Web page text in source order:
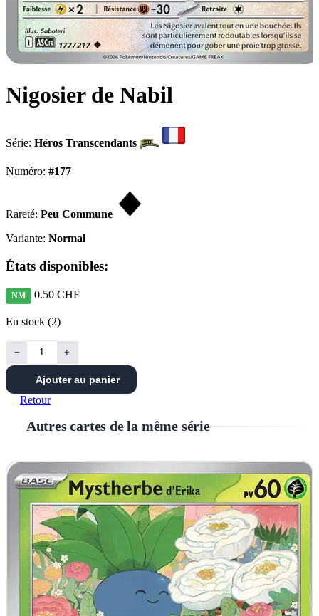
Nigosier de Nabil
Série: Héros Transcendants
Numéro: #177
Rareté: Peu Commune
Variante: Normal
États disponibles:
NM 0.50 CHF
En stock (2)
− +
Ajouter au panier
Retour
Autres cartes de la même série